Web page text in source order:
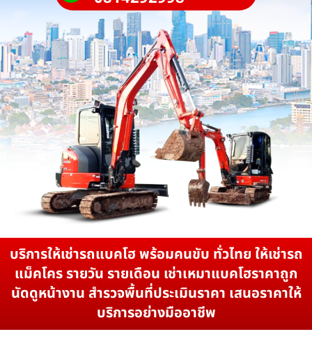
บริการให้เช่ารถแบคโฮ พร้อมคนขับ ทั่วไทย ให้เช่ารถ
แม็คโคร รายวัน รายเดือน เช่าเหมาแบคโฮราคาถูก
นัดดูหน้างาน สำรวจพื้นที่ประเมินราคา เสนอราคาให้
บริการอย่างมืออาชีพ